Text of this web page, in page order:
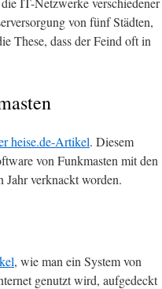
von fünf Städten,
These, dass der Feind oft in
heise.de-Artikel. Diesem
von Funkmasten mit den
Jahr verknackt worden.
, wie man ein System von
genutzt wird, aufgedeckt